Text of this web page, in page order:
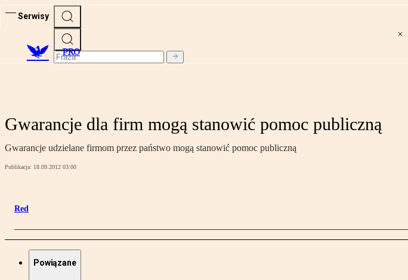
Serwisy
PRO
Gwarancje dla firm mogą stanowić pomoc publiczną
Gwarancje udzielane firmom przez państwo mogą stanowić pomoc publiczną
Publikacja: 18.09.2012 03:00
Red
Powiązane